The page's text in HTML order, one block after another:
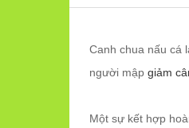
Canh chua nấu cá
người mập giảm
Một sự kết hợp